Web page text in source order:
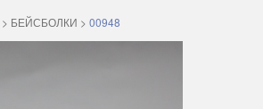
> БЕЙСБОЛКИ > 00948